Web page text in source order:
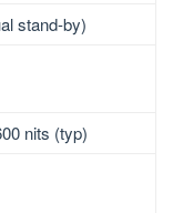
stand-by)
nits (typ)